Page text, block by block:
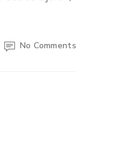
No Comments